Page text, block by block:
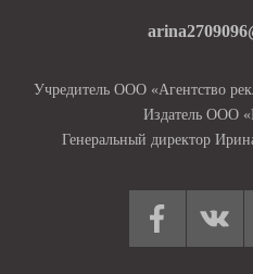
Учредитель ООО «Агентство
Издатель ООО
Генеральный директор